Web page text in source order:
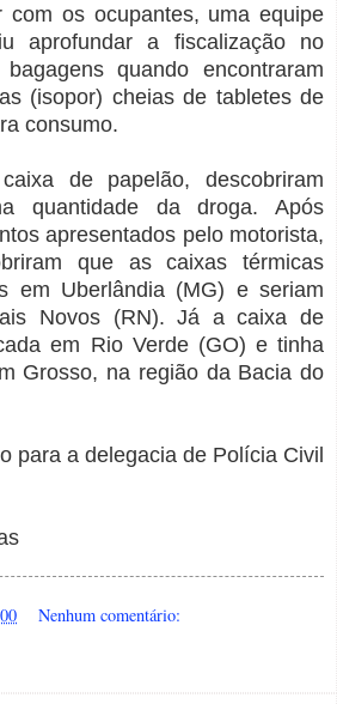
com os ocupantes, uma equipe
aprofundar a fiscalização no
quando encontraram
(isopor) cheias de tabletes de
consumo.
de papelão, descobriram
quantidade da droga. Após
apresentados pelo motorista,
que as caixas térmicas
em Uberlândia (MG) e seriam
Novos (RN). Já a caixa de
em Rio Verde (GO) e tinha
Grosso, na região da Bacia do
para a delegacia de Polícia Civil
Nenhum comentário: